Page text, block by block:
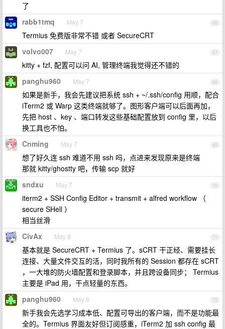
了
66
rabb1tmq May 7
Termius 免费版非常不错 或者 SecureCRT
67
volvo007 May 7
kitty + fzf, 配置可以问 AI, 管理终端我觉得还不错的
68
panghu960 May 7
如果是新手，我会先建议把系统 ssh + ~/.ssh/config 用顺，配合
iTerm2 或 Warp 这类终端就够了。图形客户端可以后面再加，
先把 host 、key 、端口转发这些基础配置放到 config 里，以后
换工具也不怕。
69
Cnming May 7
想了好久连 ssh 难道不用 ssh 吗，点进来发现原来是终端
那就 kitty/ghostty 吧，传输 scp 就好
70
sndxu May 7
iterm2 + SSH Config Editor + transmit + alfred workflow （
secure SHell ）
相当丝滑
71
CivAx May 8
基本就是 SecureCRT + Termius 了。sCRT 干正经、需要挂长
连接、大量文件交互的活，同时我所有的 Session 都存在 sCRT
，一大堆的防火墙配置和登录脚本，并且跨设备同步； Termius
主要是 iPad 用，干点轻量的东西。
72
panghu960 May 8
新手我会先选学习成本低、配置可导出的客户端，而不是功能最
全的。Termius 界面友好但订阅感重，iTerm2 加 ssh config 最